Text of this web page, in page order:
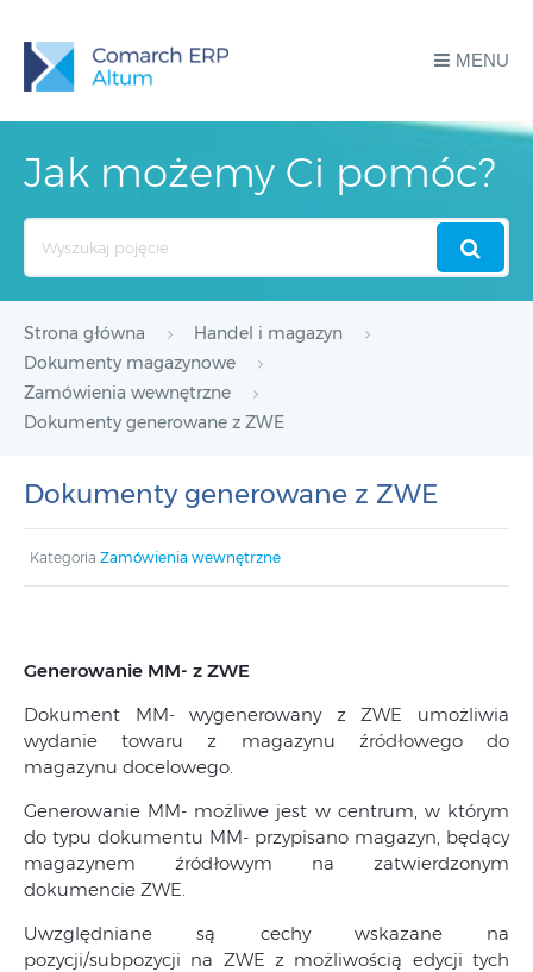
MENU
Jak możemy Ci pomóc?
Strona główna
Handel i magazyn
Dokumenty magazynowe
Zamówienia wewnętrzne
Dokumenty generowane z ZWE
Dokumenty generowane z ZWE
Kategoria Zamówienia wewnętrzne
Generowanie MM- z ZWE
Dokument MM- wygenerowany z ZWE umożliwia
wydanie towaru z magazynu źródłowego do
magazynu docelowego.
Generowanie MM- możliwe jest w centrum, w którym
do typu dokumentu MM- przypisano magazyn, będący
magazynem źródłowym na zatwierdzonym
dokumencie ZWE.
Uwzględniane są cechy wskazane na
pozycji/subpozycji na ZWE z możliwością edycji tych